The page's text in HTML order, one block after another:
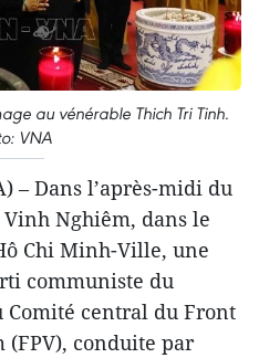
au vénérable Thich Tri Tinh.
VNA
– Dans l’après-midi du
Nghiêm, dans le
Chi Minh-Ville, une
communiste du
Comité central du Front
(FPV), conduite par